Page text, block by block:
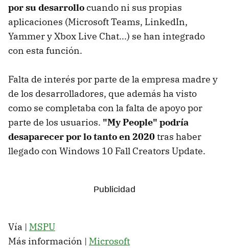
por su desarrollocuando ni sus propias
aplicaciones (Microsoft Teams, LinkedIn,
Yammer y Xbox Live Chat...) se han integrado
con esta función.
Falta de interés por parte de la empresa madre y
de los desarrolladores, que además ha visto
como se completaba con la falta de apoyo por
parte de los usuarios. "My People" podría
desaparecer por lo tanto en 2020tras haber
llegado con Windows 10 Fall Creators Update.
Vía | MSPU
Más información | Microsoft